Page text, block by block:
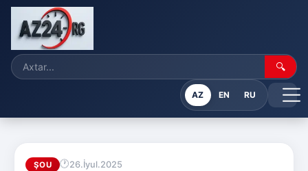
🔍
AZ EN RU
ŞOU 26.İyul.2025